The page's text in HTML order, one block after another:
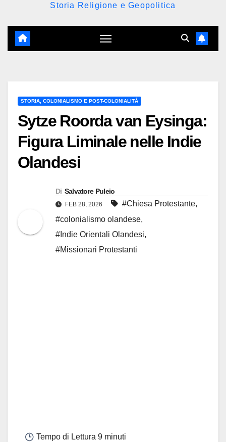
Storia Religione e Geopolitica
STORIA, COLONIALISMO E POST-COLONIALITÀ
Sytze Roorda van Eysinga:
Figura Liminale nelle Indie
Olandesi
Di Salvatore Puleio
FEB 28, 2026 #Chiesa Protestante,
#colonialismo olandese,
#Indie Orientali Olandesi,
#Missionari Protestanti
Tempo di Lettura 9 minuti